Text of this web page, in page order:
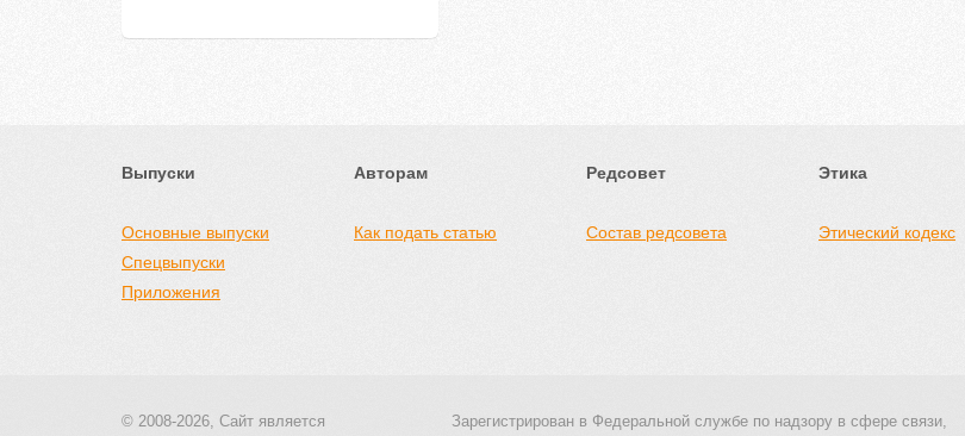
Выпуски
Основные выпуски
Спецвыпуски
Приложения
Авторам
Как подать статью
Редсовет
Состав редсовета
Этика
Этический кодекс
© 2008-2026, Сайт является
Зарегистрирован в Федеральной службе по надзору в сфере связи,